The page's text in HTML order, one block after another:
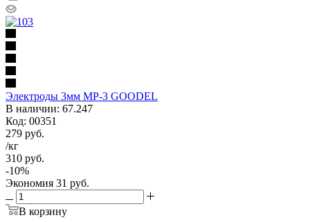
Электроды 3мм MP-3 GOODEL
В наличии: 67.247
Код: 00351
279 руб.
/кг
310 руб.
-10%
Экономия 31 руб.
В корзину